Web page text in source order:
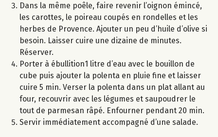
Dans la même poêle, faire revenir l’oignon émincé,
les carottes, le poireau coupés en rondelles et les
herbes de Provence. Ajouter un peu d’huile d’olive si
besoin. Laisser cuire une dizaine de minutes.
Réserver.
Porter à ébullition1 litre d’eau avec le bouillon de
cube puis ajouter la polenta en pluie fine et laisser
cuire 5 min. Verser la polenta dans un plat allant au
four, recouvrir avec les légumes et saupoudrer le
tout de parmesan râpé. Enfourner pendant 20 min.
Servir immédiatement accompagné d’une salade.